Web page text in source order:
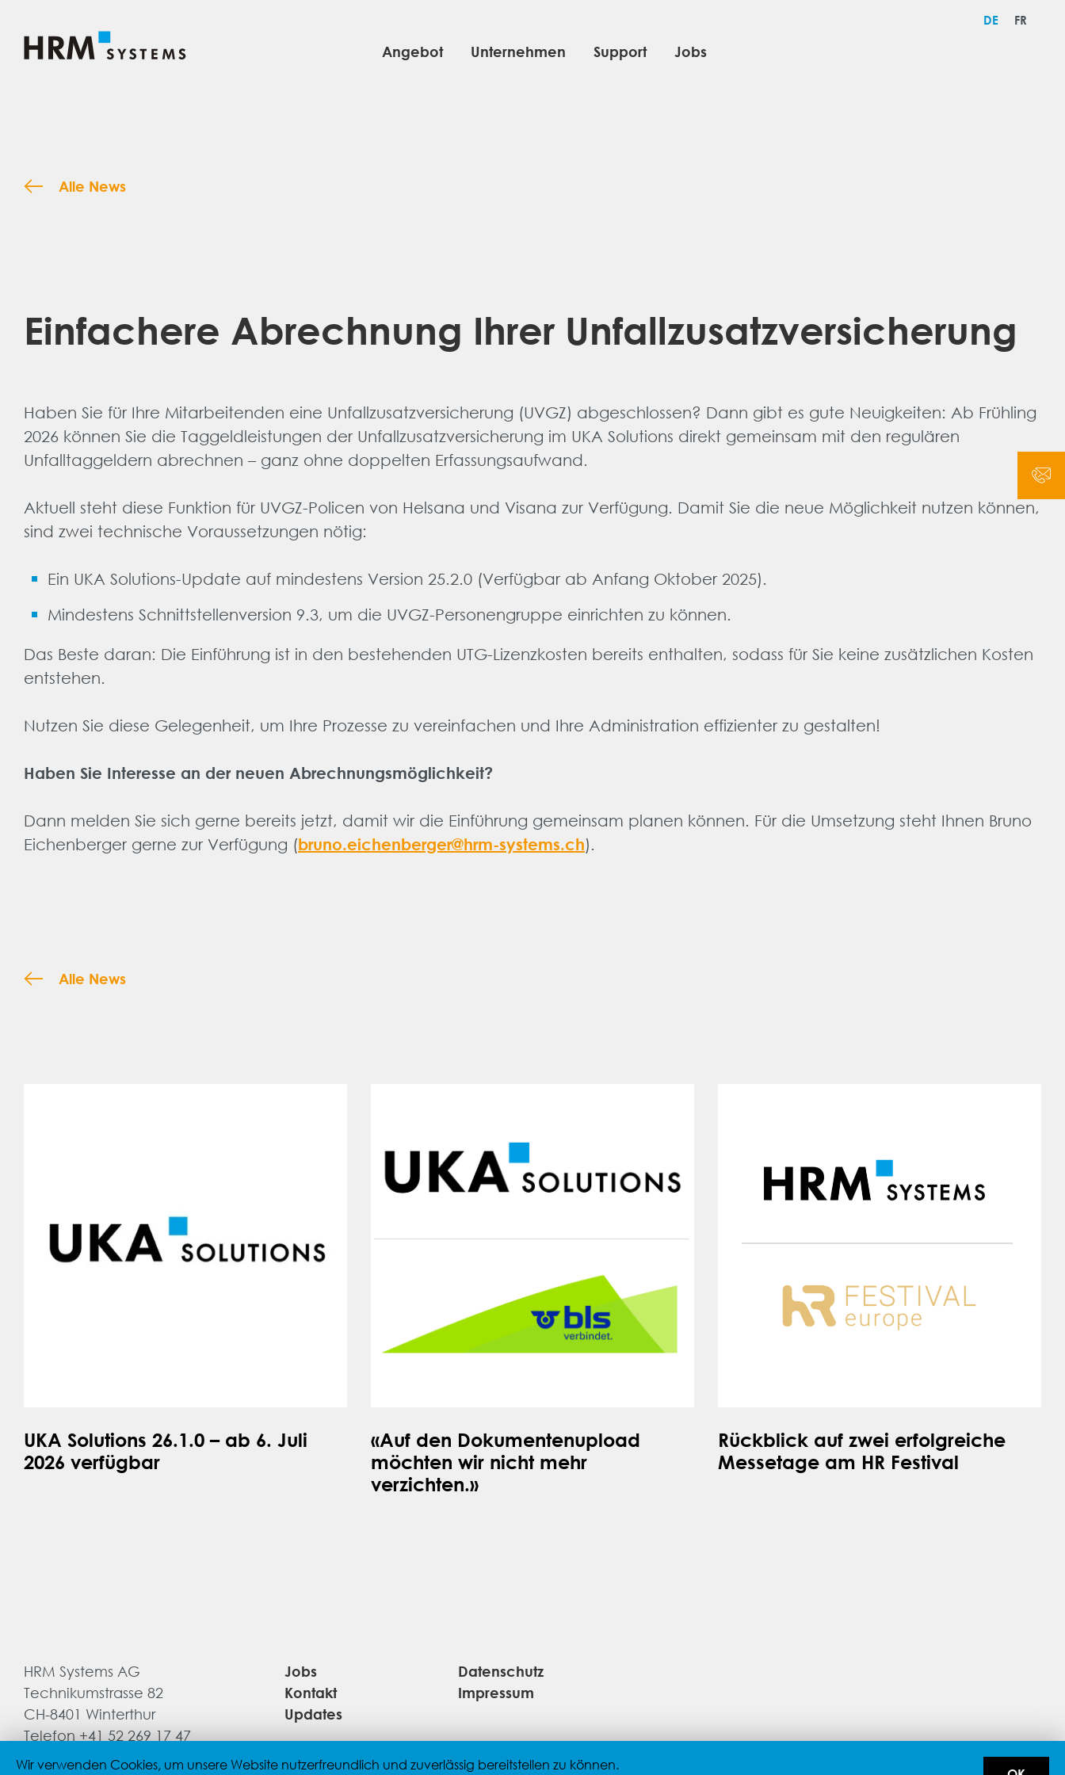
Angebot Unternehmen Support Jobs
DE FR
Alle News
Einfachere Abrechnung Ihrer Unfallzusatzversicherung
Haben Sie für Ihre Mitarbeitenden eine Unfallzusatzversicherung (UVGZ) abgeschlossen? Dann gibt es gute Neuigkeiten: Ab Frühling
2026 können Sie die Taggeldleistungen der Unfallzusatzversicherung im UKA Solutions direkt gemeinsam mit den regulären
Unfalltaggeldern abrechnen – ganz ohne doppelten Erfassungsaufwand.
Aktuell steht diese Funktion für UVGZ-Policen von Helsana und Visana zur Verfügung. Damit Sie die neue Möglichkeit nutzen können,
sind zwei technische Voraussetzungen nötig:
Ein UKA Solutions-Update auf mindestens Version 25.2.0 (Verfügbar ab Anfang Oktober 2025).
Mindestens Schnittstellenversion 9.3, um die UVGZ-Personengruppe einrichten zu können.
Das Beste daran: Die Einführung ist in den bestehenden UTG-Lizenzkosten bereits enthalten, sodass für Sie keine zusätzlichen Kosten
entstehen.
Nutzen Sie diese Gelegenheit, um Ihre Prozesse zu vereinfachen und Ihre Administration effizienter zu gestalten!
Haben Sie Interesse an der neuen Abrechnungsmöglichkeit?
Dann melden Sie sich gerne bereits jetzt, damit wir die Einführung gemeinsam planen können. Für die Umsetzung steht Ihnen Bruno
Eichenberger gerne zur Verfügung (bruno.eichenberger@hrm-systems.ch).
Alle News
UKA Solutions 26.1.0 – ab 6. Juli
2026 verfügbar
«Auf den Dokumentenupload
möchten wir nicht mehr
verzichten.»
Rückblick auf zwei erfolgreiche
Messetage am HR Festival
HRM Systems AG
Technikumstrasse 82
CH-8401 Winterthur
Telefon +41 52 269 17 47
Support +41 52 269 17 77
Jobs
Kontakt
Updates
Datenschutz
Impressum
Wir verwenden Cookies, um unsere Website nutzerfreundlich und zuverlässig bereitstellen zu können.